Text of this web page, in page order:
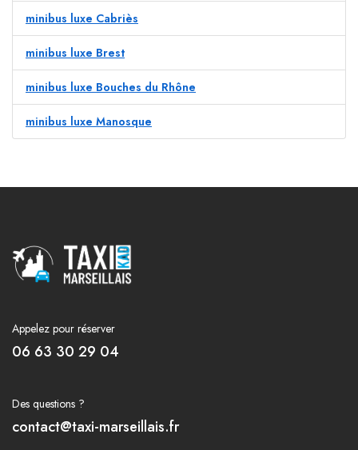
minibus luxe Cabriès
minibus luxe Brest
minibus luxe Bouches du Rhône
minibus luxe Manosque
Appelez pour réserver
06 63 30 29 04
Des questions ?
contact@taxi-marseillais.fr